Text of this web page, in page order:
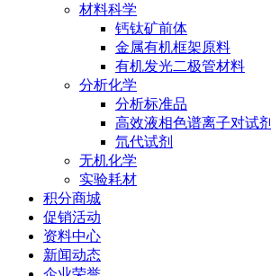
材料科学
钙钛矿前体
金属有机框架原料
有机发光二极管材料
分析化学
分析标准品
高效液相色谱离子对试剂
氘代试剂
无机化学
实验耗材
积分商城
促销活动
资料中心
新闻动态